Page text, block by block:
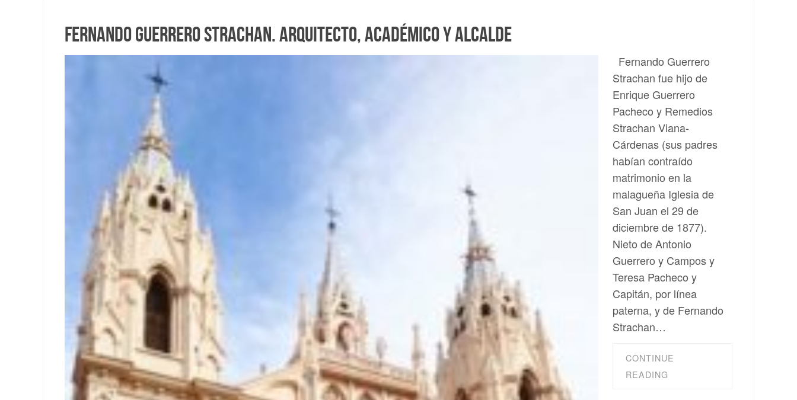
Fernando Guerrero Strachan. Arquitecto, Académico y Alcalde
Fernando Guerrero
Strachan fue hijo de
Enrique Guerrero
Pacheco y Remedios
Strachan Viana-
Cárdenas (sus padres
habían contraído
matrimonio en la
malagueña Iglesia de
San Juan el 29 de
diciembre de 1877).
Nieto de Antonio
Guerrero y Campos y
Teresa Pacheco y
Capitán, por línea
paterna, y de Fernando
Strachan…
CONTINUE
READING